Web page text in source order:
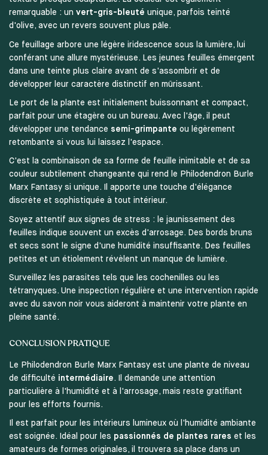
remarquable : un vert-gris-bleuté unique, parfois teinté
d'olive, avec un revers souvent plus pâle.
Ce feuillage arbore une légère iridescence sous la lumière, lui
conférant une allure mystérieuse. Les jeunes feuilles émergent
dans une teinte plus claire avant de s'assombrir et de
développer leur caractère distinctif en mûrissant.
Le port de la plante est initialement buissonnant et compact,
parfait pour une étagère ou un bureau. Avec l'âge, il peut
développer une tendance semi-grimpante ou légèrement
retombante si vous lui laissez l'espace.
C'est la combinaison de sa forme de feuille inimitable et de sa
couleur subtilement changeante qui rend le Philodendron Burle
Marx Fantasy si unique. Il apporte une touche d'élégance
discrète et sophistiquée à tout intérieur.
Soyez attentif aux signes de stress : le jaunissement des
feuilles indique souvent un excès d'arrosage. Des bords bruns
et secs sont le signe d'une humidité insuffisante. Des feuilles
petites et un étiolement révèlent un manque de lumière.
Surveillez les parasites tels que les cochenilles ou les
tétranyques. Une inspection régulière et une intervention rapide
avec du savon noir vous aideront à maintenir votre plante en
pleine santé.
CONCLUSION PRATIQUE
Le Philodendron Burle Marx Fantasy est une plante de niveau
de difficulté intermédiaire . Il demande une attention
particulière à l'humidité et à l'arrosage, mais reste gratifiant
pour les efforts fournis.
Il est parfait pour les intérieurs lumineux où l'humidité ambiante
est soignée. Idéal pour les passionnés de plantes rares et les
amateurs de formes originales, il trouvera sa place dans un